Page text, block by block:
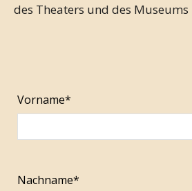
des Theaters und des Museums
Vorname*
Nachname*